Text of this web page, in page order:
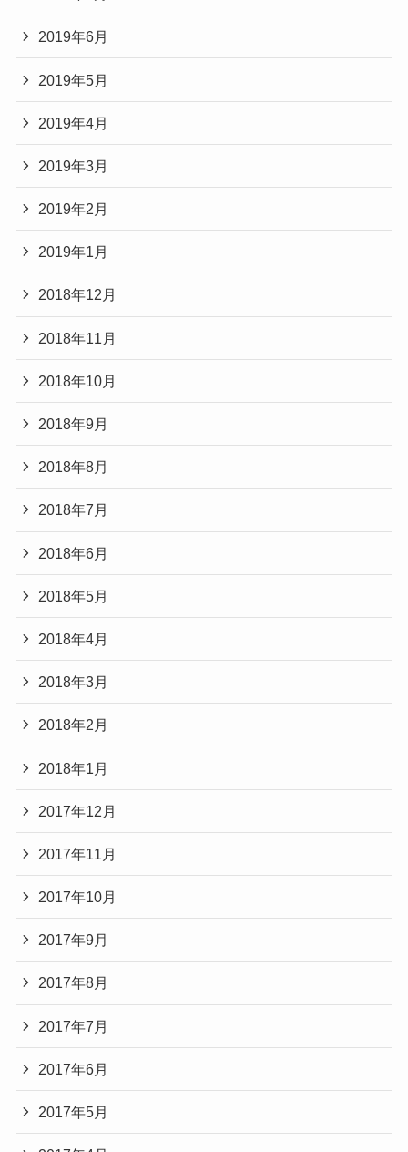
2019年6月
2019年5月
2019年4月
2019年3月
2019年2月
2019年1月
2018年12月
2018年11月
2018年10月
2018年9月
2018年8月
2018年7月
2018年6月
2018年5月
2018年4月
2018年3月
2018年2月
2018年1月
2017年12月
2017年11月
2017年10月
2017年9月
2017年8月
2017年7月
2017年6月
2017年5月